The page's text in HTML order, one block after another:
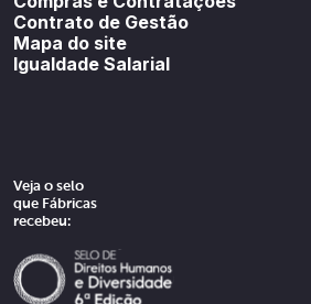
Contrato de Gestão
Mapa do site
Igualdade Salarial
Veja o selo
que Fábricas
recebeu: